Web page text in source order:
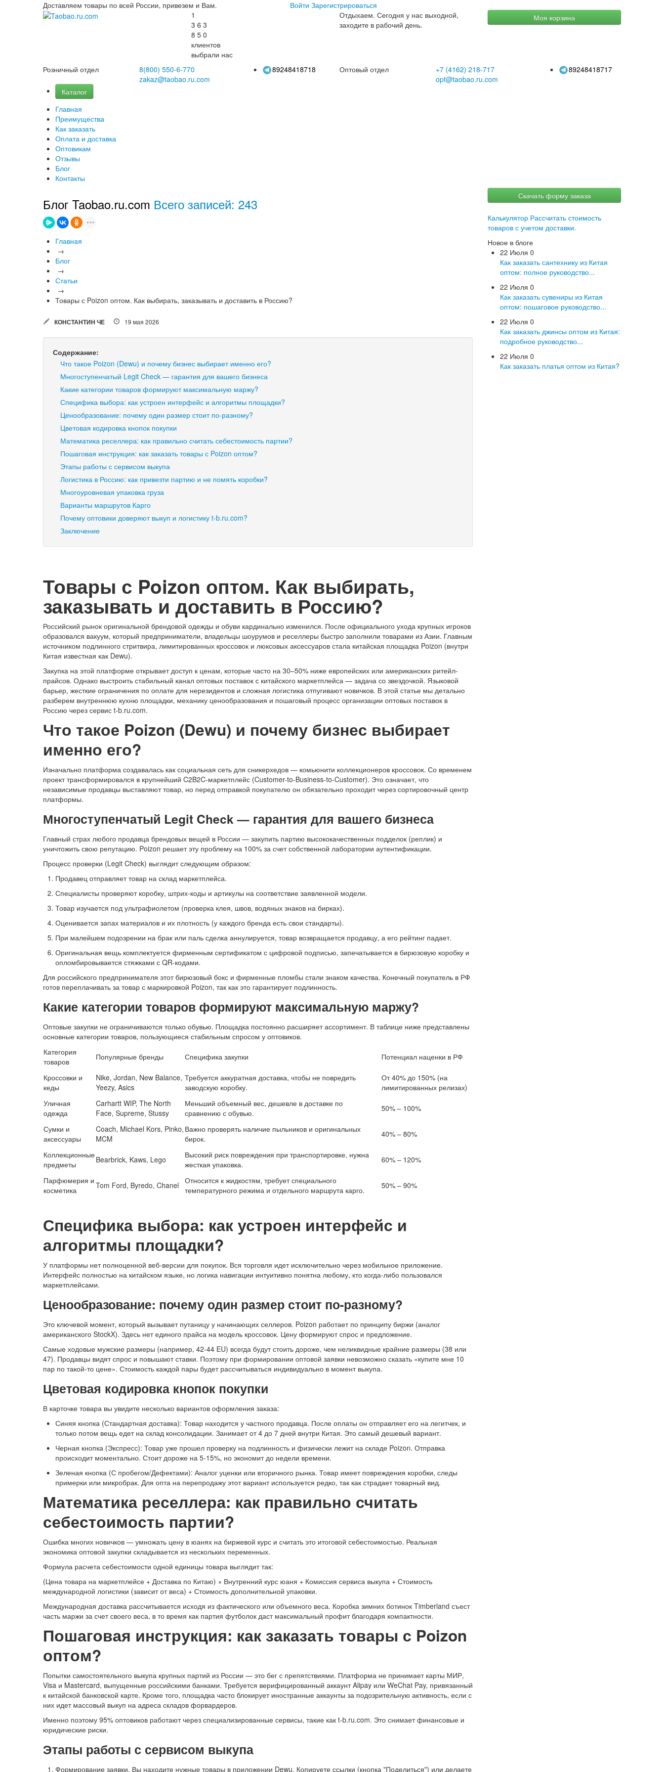
Доставляем товары по всей России, привезем и Вам. Войти Зарегистрироваться
1
3 6 3
8 5 0
клиентов
выбрали нас
Отдыхаем. Сегодня у нас выходной,
заходите в рабочий день.
Моя корзина
Розничный отдел 8(800) 550-6-770
zakaz@taobao.ru.com
89248418718 Оптовый отдел +7 (4162) 218-717
opt@taobao.ru.com
89248418717
Каталог
Главная
Преимущества
Как заказать
Оплата и доставка
Оптовикам
Отзывы
Блог
Контакты
Блог Taobao.ru.com Всего записей: 243
Главная
→
Блог
→
Статьи
→
Товары с Poizon оптом. Как выбирать, заказывать и доставить в Россию?
КОНСТАНТИН ЧЕ 19 мая 2026
Содержание:
Что такое Poizon (Dewu) и почему бизнес выбирает именно его?
Многоступенчатый Legit Check — гарантия для вашего бизнеса
Какие категории товаров формируют максимальную маржу?
Специфика выбора: как устроен интерфейс и алгоритмы площадки?
Ценообразование: почему один размер стоит по-разному?
Цветовая кодировка кнопок покупки
Математика реселлера: как правильно считать себестоимость партии?
Пошаговая инструкция: как заказать товары с Poizon оптом?
Этапы работы с сервисом выкупа
Логистика в Россию: как привезти партию и не помять коробки?
Многоуровневая упаковка груза
Варианты маршрутов Карго
Почему оптовики доверяют выкуп и логистику t-b.ru.com?
Заключение
Товары с Poizon оптом. Как выбирать,
заказывать и доставить в Россию?
Российский рынок оригинальной брендовой одежды и обуви кардинально изменился. После официального ухода крупных игроков
образовался вакуум, который предприниматели, владельцы шоурумов и реселлеры быстро заполнили товарами из Азии. Главным
источником подлинного стритвира, лимитированных кроссовок и люксовых аксессуаров стала китайская площадка Poizon (внутри
Китая известная как Dewu).
Закупка на этой платформе открывает доступ к ценам, которые часто на 30–50% ниже европейских или американских ритейл-
прайсов. Однако выстроить стабильный канал оптовых поставок с китайского маркетплейса — задача со звездочкой. Языковой
барьер, жесткие ограничения по оплате для нерезидентов и сложная логистика отпугивают новичков. В этой статье мы детально
разберем внутреннюю кухню площадки, механику ценообразования и пошаговый процесс организации оптовых поставок в
Россию через сервис t-b.ru.com.
Что такое Poizon (Dewu) и почему бизнес выбирает
именно его?
Изначально платформа создавалась как социальная сеть для сникерхедов — комьюнити коллекционеров кроссовок. Со временем
проект трансформировался в крупнейший C2B2C-маркетплейс (Customer-to-Business-to-Customer). Это означает, что
независимые продавцы выставляют товар, но перед отправкой покупателю он обязательно проходит через сортировочный центр
платформы.
Многоступенчатый Legit Check — гарантия для вашего бизнеса
Главный страх любого продавца брендовых вещей в России — закупить партию высококачественных подделок (реплик) и
уничтожить свою репутацию. Poizon решает эту проблему на 100% за счет собственной лаборатории аутентификации.
Процесс проверки (Legit Check) выглядит следующим образом:
Продавец отправляет товар на склад маркетплейса.
Специалисты проверяют коробку, штрих-коды и артикулы на соответствие заявленной модели.
Товар изучается под ультрафиолетом (проверка клея, швов, водяных знаков на бирках).
Оценивается запах материалов и их плотность (у каждого бренда есть свои стандарты).
При малейшем подозрении на брак или паль сделка аннулируется, товар возвращается продавцу, а его рейтинг падает.
Оригинальная вещь комплектуется фирменным сертификатом с цифровой подписью, запечатывается в бирюзовую коробку и
опломбировывается стяжками с QR-кодами.
Для российского предпринимателя этот бирюзовый бокс и фирменные пломбы стали знаком качества. Конечный покупатель в РФ
готов переплачивать за товар с маркировкой Poizon, так как это гарантирует подлинность.
Какие категории товаров формируют максимальную маржу?
Оптовые закупки не ограничиваются только обувью. Площадка постоянно расширяет ассортимент. В таблице ниже представлены
основные категории товаров, пользующиеся стабильным спросом у оптовиков.
Категория
товаров
Популярные бренды Специфика закупки Потенциал наценки в РФ
Кроссовки и
кеды
Nike, Jordan, New Balance,
Yeezy, Asics
Требуется аккуратная доставка, чтобы не повредить
заводскую коробку.
От 40% до 150% (на
лимитированных релизах)
Уличная
одежда
Carhartt WIP, The North
Face, Supreme, Stussy
Меньший объемный вес, дешевле в доставке по
сравнению с обувью.
50% – 100%
Сумки и
аксессуары
Coach, Michael Kors, Pinko,
MCM
Важно проверять наличие пыльников и оригинальных
бирок.
40% – 80%
Коллекционные
предметы
Bearbrick, Kaws, Lego
Высокий риск повреждения при транспортировке, нужна
жесткая упаковка.
60% – 120%
Парфюмерия и
косметика
Tom Ford, Byredo, Chanel
Относится к жидкостям, требует специального
температурного режима и отдельного маршрута карго.
50% – 90%
Специфика выбора: как устроен интерфейс и
алгоритмы площадки?
У платформы нет полноценной веб-версии для покупок. Вся торговля идет исключительно через мобильное приложение.
Интерфейс полностью на китайском языке, но логика навигации интуитивно понятна любому, кто когда-либо пользовался
маркетплейсами.
Ценообразование: почему один размер стоит по-разному?
Это ключевой момент, который вызывает путаницу у начинающих селлеров. Poizon работает по принципу биржи (аналог
американского StockX). Здесь нет единого прайса на модель кроссовок. Цену формируют спрос и предложение.
Самые ходовые мужские размеры (например, 42-44 EU) всегда будут стоить дороже, чем неликвидные крайние размеры (38 или
47). Продавцы видят спрос и повышают ставки. Поэтому при формировании оптовой заявки невозможно сказать «купите мне 10
пар по такой-то цене». Стоимость каждой пары будет рассчитываться индивидуально в момент выкупа.
Цветовая кодировка кнопок покупки
В карточке товара вы увидите несколько вариантов оформления заказа:
Синяя кнопка (Стандартная доставка): Товар находится у частного продавца. После оплаты он отправляет его на легитчек, и
только потом вещь едет на склад консолидации. Занимает от 4 до 7 дней внутри Китая. Это самый дешевый вариант.
Черная кнопка (Экспресс): Товар уже прошел проверку на подлинность и физически лежит на складе Poizon. Отправка
происходит моментально. Стоит дороже на 5-15%, но экономит до недели времени.
Зеленая кнопка (С пробегом/Дефектами): Аналог уценки или вторичного рынка. Товар имеет повреждения коробки, следы
примерки или микробрак. Для опта на перепродажу этот вариант используется редко, так как страдает товарный вид.
Математика реселлера: как правильно считать
себестоимость партии?
Ошибка многих новичков — умножать цену в юанях на биржевой курс и считать это итоговой себестоимостью. Реальная
экономика оптовой закупки складывается из нескольких переменных.
Формула расчета себестоимости одной единицы товара выглядит так:
(Цена товара на маркетплейсе + Доставка по Китаю) × Внутренний курс юаня + Комиссия сервиса выкупа + Стоимость
международной логистики (зависит от веса) + Стоимость дополнительной упаковки.
Международная доставка рассчитывается исходя из фактического или объемного веса. Коробка зимних ботинок Timberland съест
часть маржи за счет своего веса, в то время как партия футболок даст максимальный профит благодаря компактности.
Пошаговая инструкция: как заказать товары с Poizon
оптом?
Попытки самостоятельного выкупа крупных партий из России — это бег с препятствиями. Платформа не принимает карты МИР,
Visa и Mastercard, выпущенные российскими банками. Требуется верифицированный аккаунт Alipay или WeChat Pay, привязанный
к китайской банковской карте. Кроме того, площадка часто блокирует иностранные аккаунты за подозрительную активность, если с
них идет массовый выкуп на адреса складов форвардеров.
Именно поэтому 95% оптовиков работают через специализированные сервисы, такие как t-b.ru.com. Это снимает финансовые и
юридические риски.
Этапы работы с сервисом выкупа
Формирование заявки. Вы находите нужные товары в приложении Dewu. Копируете ссылки (кнопка "Поделиться") или делаете
Скачать форму заказа
Калькулятор Рассчитать стоимость
товаров с учетом доставки.
Новое в блоге
22 Июля 0
Как заказать сантехнику из Китая
оптом: полное руководство...
22 Июля 0
Как заказать сувениры из Китая
оптом: пошаговое руководство...
22 Июля 0
Как заказать джинсы оптом из Китая:
подробное руководство...
22 Июля 0
Как заказать платья оптом из Китая?